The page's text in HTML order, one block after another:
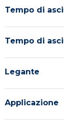
Tempo di
Tempo di
Legante
Applicazione